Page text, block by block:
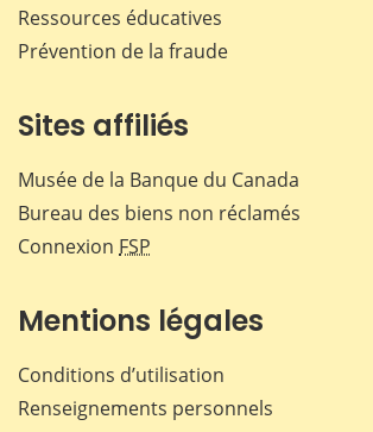
Ressources éducatives
Prévention de la fraude
Sites affiliés
Musée de la Banque du Canada
Bureau des biens non réclamés
Connexion FSP
Mentions légales
Conditions d’utilisation
Renseignements personnels